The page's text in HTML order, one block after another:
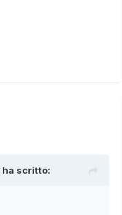
ha scritto: